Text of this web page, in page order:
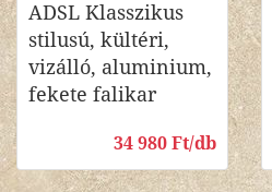
ADSL Klasszikus
stilusú, kültéri,
vizálló, aluminium,
fekete falikar
34 980 Ft/db